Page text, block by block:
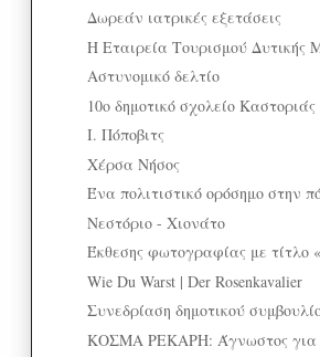
Δωρεάν ιατρικές εξετάσεις
Η Εταιρεία Τουρισμού Δυτικής
Αστυνομικό δελτίο
10ο δημοτικό σχολείο Καστοριάς
Ι. Πόποβιτς
Χέρσα Νήσος
Ένα πολιτιστικό ορόσημο στην
Νεστόριο - Χιονάτο
Έκθεσης φωτογραφίας με τίτλο
Wie Du Warst | Der Rosenkavalier
Συνεδρίαση δημοτικού
ΚΟΣΜΑ ΡΕΚΑΡΗ: Άγνωστος για